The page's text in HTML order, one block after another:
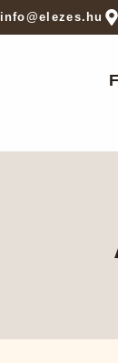
info@elezes.hu